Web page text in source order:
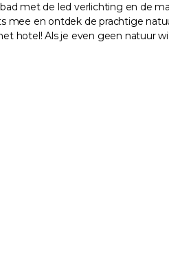
met de led verlichting en de
mee en ontdek de prachtige
hotel! Als je even geen natuur